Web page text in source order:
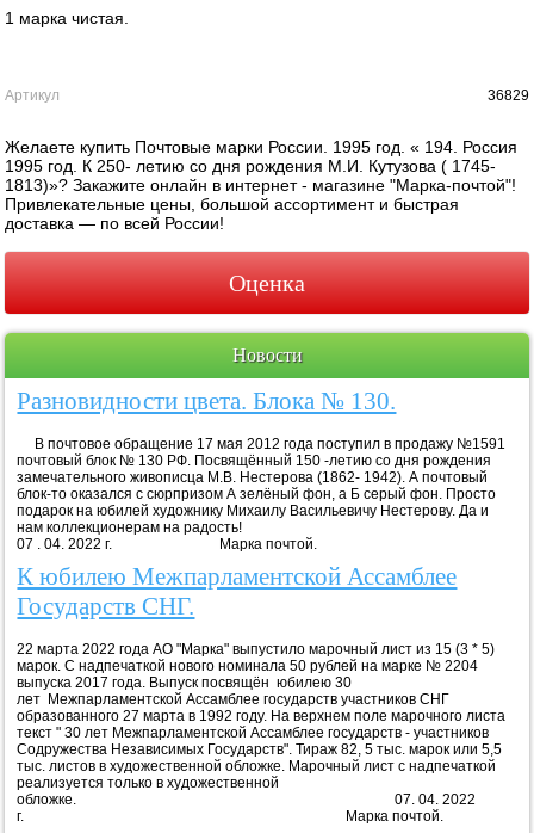
1 марка чистая.
Артикул 36829
Желаете купить Почтовые марки России. 1995 год. « 194. Россия
1995 год. К 250- летию со дня рождения М.И. Кутузова ( 1745-
1813)»? Закажите онлайн в интернет - магазине "Марка-почтой"!
Привлекательные цены, большой ассортимент и быстрая
доставка — по всей России!
Оценка
Новости
Разновидности цвета. Блока № 130.
В почтовое обращение 17 мая 2012 года поступил в продажу №1591
почтовый блок № 130 РФ. Посвящённый 150 -летию со дня рождения
замечательного живописца М.В. Нестерова (1862- 1942). А почтовый
блок-то оказался с сюрпризом А зелёный фон, а Б серый фон. Просто
подарок на юбилей художнику Михаилу Васильевичу Нестерову. Да и
нам коллекционерам на радость!
07 . 04. 2022 г. Марка почтой.
К юбилею Межпарламентской Ассамблее
Государств СНГ.
22 марта 2022 года АО "Марка" выпустило марочный лист из 15 (3 * 5)
марок. С надпечаткой нового номинала 50 рублей на марке № 2204
выпуска 2017 года. Выпуск посвящён юбилею 30
лет Межпарламентской Ассамблее государств участников СНГ
образованного 27 марта в 1992 году. На верхнем поле марочного листа
текст " 30 лет Межпарламентской Ассамблее государств - участников
Содружества Независимых Государств". Тираж 82, 5 тыс. марок или 5,5
тыс. листов в художественной обложке. Марочный лист с надпечаткой
реализуется только в художественной
обложке. 07. 04. 2022
г. Марка почтой.